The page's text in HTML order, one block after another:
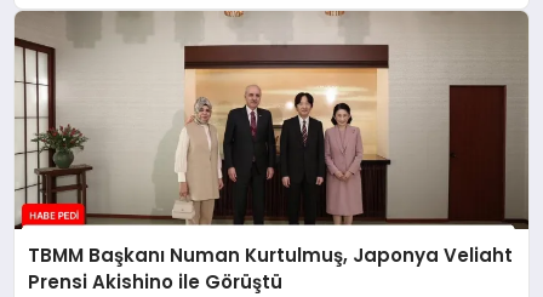
TBMM Başkanı Numan Kurtulmuş, Japonya Veliaht
Prensi Akishino ile Görüştü